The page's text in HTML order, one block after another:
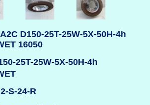
D150-25T-25W-5X-50H-4h
16050
25T-25W-5X-50H-4h
S-24-R